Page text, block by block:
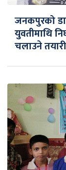
जनकपुरको
युवतीमाथि
चलाउने तयारी